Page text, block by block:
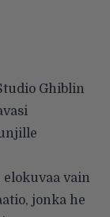
Ghiblin
elokuvaa vain
jonka he